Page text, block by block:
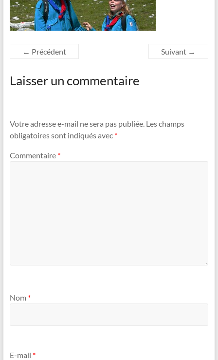
← Précédent Suivant →
Laisser un commentaire
Votre adresse e-mail ne sera pas publiée. Les champs
obligatoires sont indiqués avec *
Commentaire *
Nom *
E-mail *